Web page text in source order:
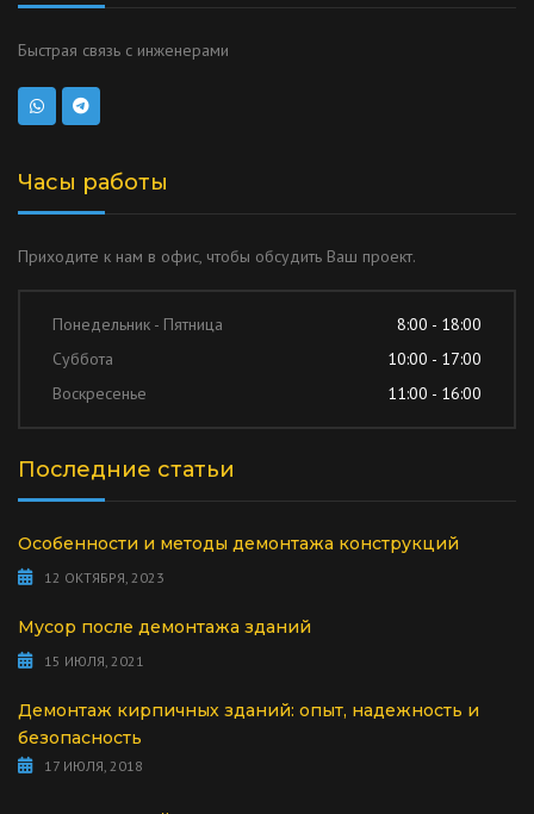
Быстрая связь с инженерами
Часы работы
Приходите к нам в офис, чтобы обсудить Ваш проект.
Понедельник - Пятница
8:00 - 18:00
Суббота
10:00 - 17:00
Воскресенье
11:00 - 16:00
Последние статьи
Особенности и методы демонтажа конструкций
12 ОКТЯБРЯ, 2023
Мусор после демонтажа зданий
15 ИЮЛЯ, 2021
Демонтаж кирпичных зданий: опыт, надежность и
безопасность
17 ИЮЛЯ, 2018